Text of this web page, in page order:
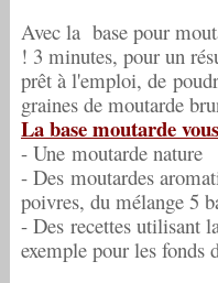
Avec la base pour
! 3 minutes, pour un
prêt à l'emploi, de
graines de moutarde
La base moutarde
- Une moutarde nature
- Des moutardes
poivres, du mélange 5
- Des recettes utilisant
exemple pour les fonds